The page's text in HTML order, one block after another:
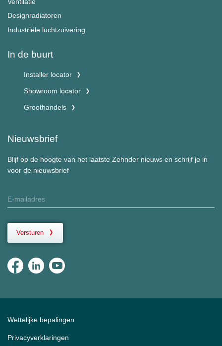
Ventilatie
Designradiatoren
Industriële luchtzuivering
In de buurt
Installer locator
Showroom locator
Groothandels
Nieuwsbrief
Blijf op de hoogte van het laatste Zehnder nieuws en schrijf je in
voor de nieuwsbrief
Versturen
Wettelijke bepalingen
Privacyverklaringen